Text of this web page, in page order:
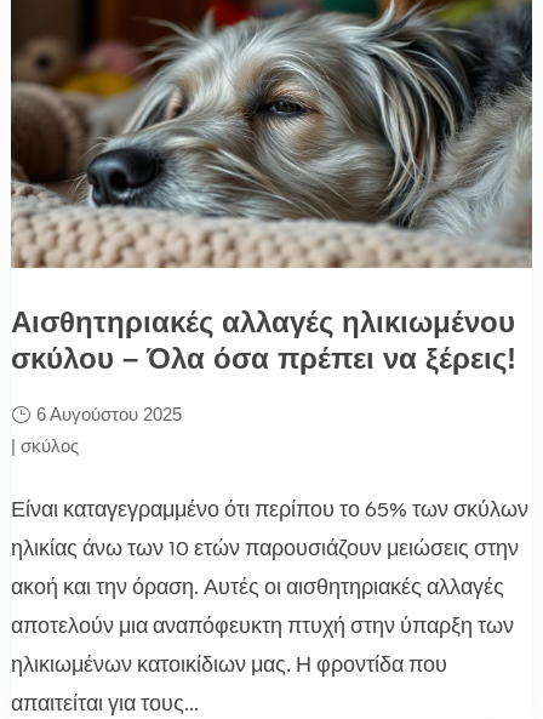
Αισθητηριακές αλλαγές ηλικιωμένου
σκύλου – Όλα όσα πρέπει να ξέρεις!
6 Αυγούστου 2025
| σκύλος
Είναι καταγεγραμμένο ότι περίπου το 65% των σκύλων
ηλικίας άνω των 10 ετών παρουσιάζουν μειώσεις στην
ακοή και την όραση. Αυτές οι αισθητηριακές αλλαγές
αποτελούν μια αναπόφευκτη πτυχή στην ύπαρξη των
ηλικιωμένων κατοικίδιων μας. Η φροντίδα που
απαιτείται για τους...